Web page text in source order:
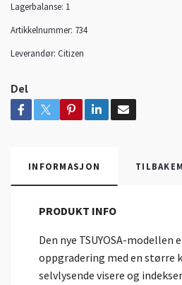
Lagerbalanse: 1
Artikkelnummer: 734
Leverandør: Citizen
Del
INFORMASJON
PRODUKT INFO
Den nye TSUYOSA-modellen
oppgradering med en større
selvlysende visere og